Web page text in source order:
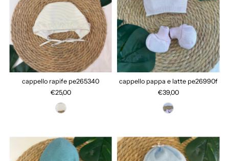
cappello rapife pe265340
€25,00
cappello pappa e latte pe26990f
€39,00